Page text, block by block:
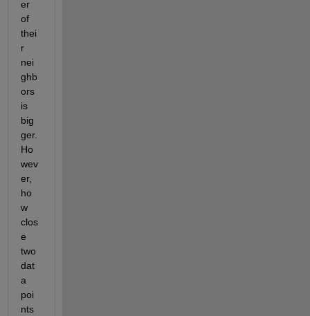
er
of
thei
r
nei
ghb
ors
is
big
ger.
Ho
wev
er,
ho
w
clos
e
two
dat
a
poi
nts